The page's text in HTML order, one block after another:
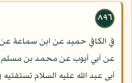
٨٩٦
في الكافي حميد عن ابن سماعة
عن أبي أيوب عن محمد بن مسلم
أبى عبد الله عليه السلام تستفتيه